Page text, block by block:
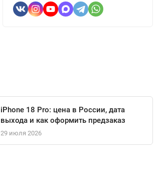
iPhone 18 Pro: цена в России, дата
выхода и как оформить предзаказ
29 июля 2026